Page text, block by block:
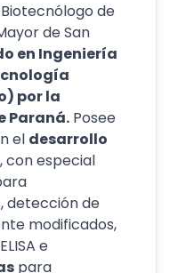
de
de San
en Ingeniería
por la
Paraná. Posee
el desarrollo
, con especial
detección de
modificados,
e
para